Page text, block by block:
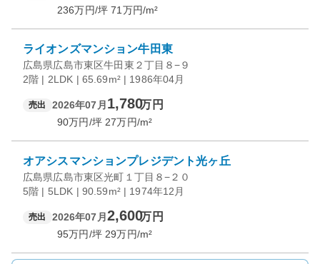
236万円/坪 71 万円/m²
ライオンズマンション牛田東
広島県広島市東区牛田東２丁目８−９
2階 | 2LDK | 65.69m² | 1986年04月
売出 2026年07月 1,780万円
90万円/坪 27万円/m²
オアシスマンションプレジデント光ヶ丘
広島県広島市東区光町１丁目８−２０
5階 | 5LDK | 90.59m² | 1974年12月
売出 2026年07月 2,600万円
95万円/坪 29万円/m²